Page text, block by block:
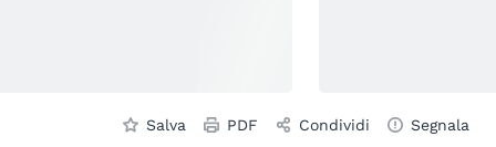
Salva PDF Condividi Segnala